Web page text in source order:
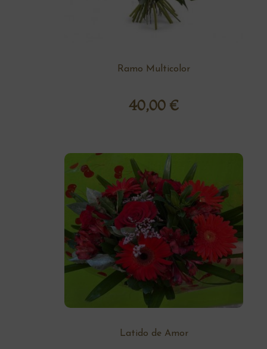
Ramo Multicolor
40,00 €
Latido de Amor